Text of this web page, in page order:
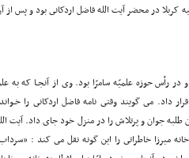
کربلا در محضر آیت الله فاضل اردکانى بود و پس از
رأس حوزه علمیّه سامرّا بود. وى از آنجـا که به
داد. مى گویند وقتى نامه فاضل اردکانى را
طلبه جوان و پرتلاش را در منزل خود جاى داد. آیت
خانه میرزا خاطراتى را این گونه نقل مى کند :